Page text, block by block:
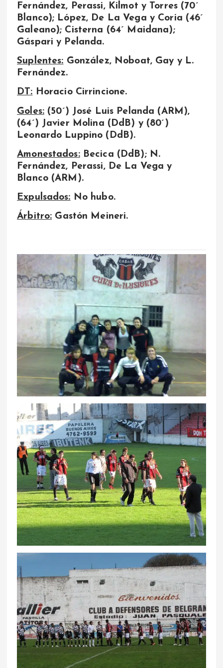
Fernández, Perassi, Kilmot y Torres (70´
Blanco); López, De La Vega y Coria (46´
Galeano); Cisterna (64´ Maidana);
Gáspari y Pelanda.
Suplentes: González, Noboat, Gay y L.
Fernández.
DT: Horacio Cirrincione.
Goles:(50´) José Luis Pelanda (ARM),
(64´) Javier Molina (DdB) y (80´)
Leonardo Luppino (DdB).
Amonestados:Becica (DdB); N.
Fernández, Perassi, De La Vega y
Blanco (ARM).
Expulsados: No hubo.
Árbitro: Gastón Meineri.